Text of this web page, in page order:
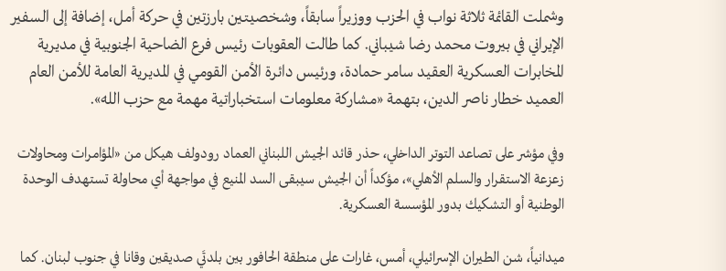
وشملت القائمة ثلاثة نواب في الحزب ووزيراً سابقاً، وشخصيتين بارزتين في حركة أمل، إضافة إلى السفير
الإيراني في بيروت محمد رضا شيباني. كما طالت العقوبات رئيس فرع الضاحية الجنوبية في مديرية
المخابرات العسكرية العقيد سامر حمادة، ورئيس دائرة الأمن القومي في المديرية العامة للأمن العام
العميد خطار ناصر الدين، بتهمة «مشاركة معلومات استخباراتية مهمة مع حزب الله».
وفي مؤشر على تصاعد التوتر الداخلي، حذر قائد الجيش اللبناني العماد رودولف هيكل من «المؤامرات ومحاولات
زعزعة الاستقرار والسلم الأهلي»، مؤكداً أن الجيش سيبقى السد المنيع في مواجهة أي محاولة تستهدف الوحدة
الوطنية أو التشكيك بدور المؤسسة العسكرية.
ميدانياً، شن الطيران الإسرائيلي، أمس، غارات على منطقة الحافور بين بلدتَي صديقين وقانا في جنوب لبنان. كما